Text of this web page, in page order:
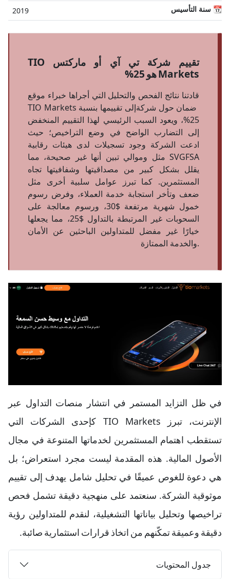
2019 📆 سنة التأسيس
تقييم شركة تي آي أو ماركتس TIO
Markets هو 25%
قادتنا نتائج الفحص والتحليل التي أجراها خبراء موقع
TIO Markets إلى تقييمها بنسبة
25%، ويعود السبب الرئيسي لهذا التقييم المنخفض
إلى التضارب الواضح في وضع التراخيص؛ حيث
ادعت الشركة وجود تسجيلات لدى هيئات رقابية
مثلSVGFSA
وموالي تبين أنها غير صحيحة، مما
يقلل بشكل كبير من مصداقيتها وشفافيتها تجاه
المستثمرين. كما تبرز عوامل سلبية أخرى مثل
ضعف وتأخر استجابة خدمة العملاء، وفرض رسوم
خمول شهرية مرتفعة $30، ورسوم معالجة على
السحوبات غير المرتبطة بالتداول $25، مما يجعلها
خيارًا غير مفضل للمتداولين الباحثين عن الأمان
والخدمة الممتازة.
في ظل التزايد المستمر في انتشار منصات التداول عبر
الإنترنت، تبرز TIO Markets كإحدى الشركات التي
تستقطب اهتمام المستثمرين لخدماتها المتنوعة في مجال
الأصول المالية. هذه المقدمة ليست مجرد استعراض؛ بل
هي دعوة للغوص عميقًا في تحليل شامل يهدف إلى تقييم
موثوقية الشركة. سنعتمد على منهجية دقيقة تشمل فحص
تراخيصها وتحليل بياناتها التشغيلية، لنقدم للمتداولين رؤية
دقيقة وعميقة تمكّنهم من اتخاذ قرارات استثمارية صائبة.
جدول المحتويات